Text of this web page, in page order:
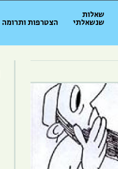
שאלות
שנשאלתי הצטרפות ותרומה